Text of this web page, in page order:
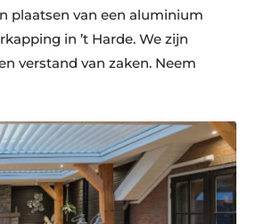
plaatsen van een aluminium
in ’t Harde. We zijn
verstand van zaken. Neem